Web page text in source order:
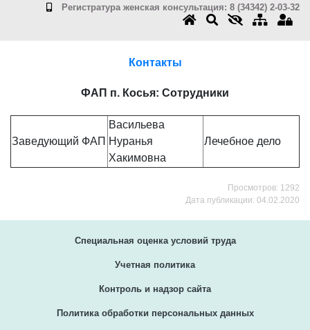
Регистратура женская консультация: 8 (34342) 2-03-32
Контакты
ФАП п. Косья: Сотрудники
Заведующий ФАП
Васильева
Нуранья
Хакимовна
Лечебное дело
Просмотров: 1292
Дата публикации: 04.02.2020
Специальная оценка условий труда
Учетная политика
Контроль и надзор сайта
Политика обработки персональных данных